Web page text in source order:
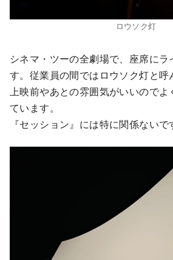
ロウソク灯
シネマ・ツーの全劇場で、座席にラ
す。従業員の間ではロウソク灯と呼
上映前やあとの雰囲気がいいのでよ
ています。
『セッション』には特に関係ないで